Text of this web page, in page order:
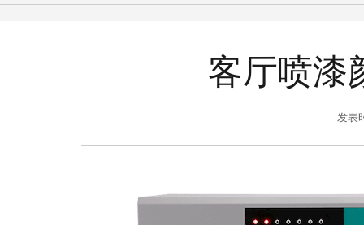
客厅喷漆
发表